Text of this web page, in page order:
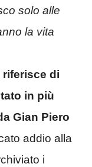
solo alle
la vita
riferisce di
in più
Gian Piero
addio alla
i